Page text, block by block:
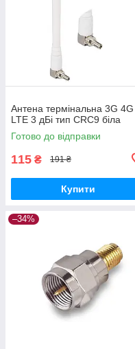
Антена термінальна 3G 4G
LTE 3 дБі тип CRC9 біла
Готово до відправки
115 ₴ 191 ₴
Купити
–34%